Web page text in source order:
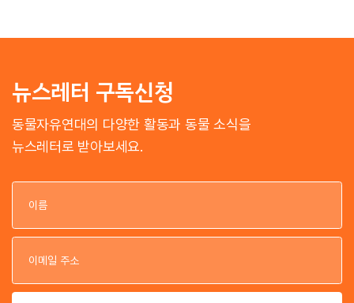
뉴스레터 구독신청
동물자유연대의 다양한 활동과 동물 소식을
뉴스레터로 받아보세요.
이
이